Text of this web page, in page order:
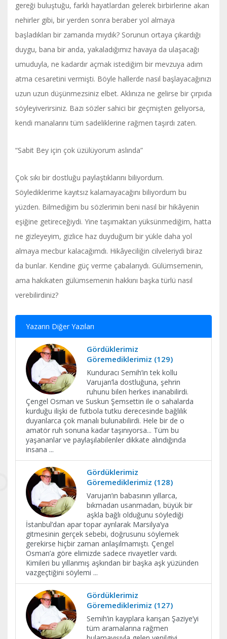
gereği buluştuğu, farklı hayatlardan gelerek birbirlerine akan
nehirler gibi, bir yerden sonra beraber yol almaya
başladıkları bir zamanda mıydık? Sorunun ortaya çıkardığı
duygu, bana bir anda, yakaladığımız havaya da ulaşacağı
umuduyla, ne kadardır açmak istediğim bir mevzuya adım
atma cesaretini vermişti. Böyle hallerde nasıl başlayacağınızı
uzun uzun düşünmezsiniz elbet. Aklınıza ne gelirse bir çırpıda
söyleyiverirsiniz. Bazı sözler sahici bir geçmişten geliyorsa,
kendi manalarını tüm sadeliklerine rağmen taşırdı zaten.
“Sabit Bey için çok üzülüyorum aslında”
Çok sıkı bir dostluğu paylaştıklarını biliyordum.
Söylediklerime kayıtsız kalamayacağını biliyordum bu
yüzden. Bilmediğim bu sözlerimin beni nasıl bir hikâyenin
eşiğine getireceğiydi. Yine taşımaktan yüksünmediğim, hatta
ne gizleyeyim, gizlice haz duyduğum bir yükle daha yol
almaya mecbur kalacağımdı. Hikâyeciliğin cilveleriydi biraz
da bunlar. Kendine güç verme çabalarıydı. Gülümsemenin,
ama hakikaten gülümsemenin hakkını başka türlü nasıl
verebilirdiniz?
Yazarın Diğer Yazıları
Gördüklerimiz
Göremediklerimiz (129)
Kunduracı Semih’in tek kollu
Varujan’la dostluğuna, şehrin
ruhunu bilen herkes inanabilirdi.
Çengel Osman ve Suskun Şemsettin ile o sahalarda
kurduğu ilişki de futbola tutku derecesinde bağlılık
duyanlarca çok manalı bulunabilirdi. Hele bir de o
amatör ruh sonuna kadar taşınıyorsa... Tüm bu
yaşananlar ve paylaşılabilenler dikkate alındığında
insana ...
Gördüklerimiz
Göremediklerimiz (128)
Varujan’ın babasının yıllarca,
bıkmadan usanmadan, büyük bir
aşkla bağlı olduğunu söylediği
İstanbul’dan apar topar ayrılarak Marsilya’ya
gitmesinin gerçek sebebi, doğrusunu söylemek
gerekirse hiçbir zaman anlaşılmamıştı. Çengel
Osman’a göre elimizde sadece rivayetler vardı.
Kimileri bu yıllanmış aşkından bir başka aşk yüzünden
vazgeçtiğini söylemi ...
Gördüklerimiz
Göremediklerimiz (127)
Semih’in kayıplara karışan Şaziye’yi
tüm aramalarına rağmen